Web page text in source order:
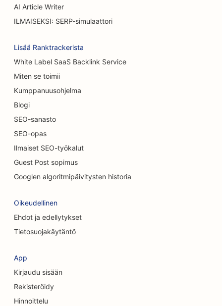
SEO palovammakirurgeille
SEO kahviloille
SEO matto &amp; lattia myymälöissä
SEO satunnaisille ravintoloille
hakukoneoptimointi
SEO kissakahviloille
SEO kiropraktikoille
SEO siivouspalveluille
SEO kahviloille
SEO konsulttiyrityksille
SEO kosmeettisille kirurgeille
SEO valuutanvaihtopalveluille
SEO kraniofaciaalisille kirurgeille
AI Article Writer
ILMAISEKSI: SERP-simulaattori
Lisää Ranktrackerista
White Label SaaS Backlink Service
Miten se toimii
Kumppanuusohjelma
Blogi
SEO-sanasto
SEO-opas
Ilmaiset SEO-työkalut
Guest Post sopimus
Googlen algoritmipäivitysten historia
Oikeudellinen
Ehdot ja edellytykset
Tietosuojakäytäntö
App
Kirjaudu sisään
Rekisteröidy
Hinnoittelu